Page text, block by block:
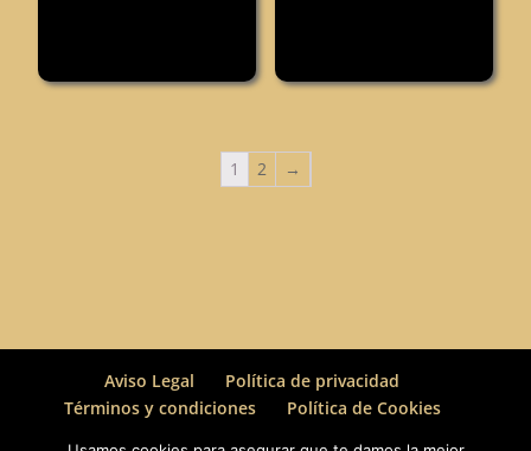
1 2 →
Aviso Legal
Política de privacidad
Términos y condiciones
Política de Cookies